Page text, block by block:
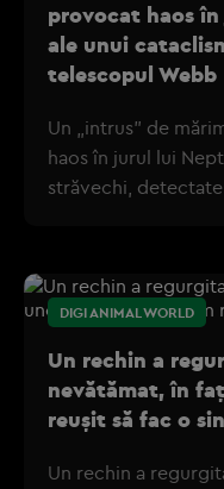
provocat haos
ale unui
telescopul Webb
Un „intrus” de
haos în jurul lui
străvechi,
DIGI ANIMAL WORLD
Un rechin a
nevătămat, în
reușit să fac o
Un rechin a